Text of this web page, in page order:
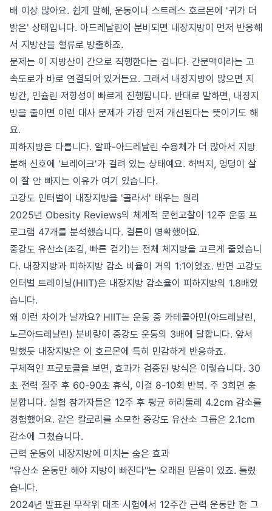
배 이상 많아요. 쉽게 말해, 운동이나 스트레스 호르몬에 '귀가 더
밝은' 상태입니다. 아드레날린이 분비되면 내장지방이 먼저 반응해
서 지방산을 혈류로 방출하죠.
문제는 이 지방산이 간으로 직행한다는 겁니다. 간문맥이라는 고
속도로가 바로 연결되어 있거든요. 그래서 내장지방이 많으면 지
방간, 인슐린 저항성이 빠르게 진행됩니다. 반대로 말하면, 내장지
방을 줄이면 이런 대사 문제가 가장 먼저 개선된다는 뜻이기도 해
요.
피하지방은 다릅니다. 알파-아드레날린 수용체가 더 많아서 지방
분해 신호에 '브레이크'가 걸려 있는 상태예요. 허벅지, 엉덩이 살
이 잘 안 빠지는 이유가 여기 있습니다.
고강도 인터벌이 내장지방을 '골라서' 태우는 원리
2025년 Obesity Reviews의 체계적 문헌고찰이 12주 운동 프
로그램 47개를 분석했습니다. 결론이 명확했어요.
중강도 유산소(조깅, 빠른 걷기)는 전체 체지방을 고르게 줄였습니
다. 내장지방과 피하지방 감소 비율이 거의 1:1이었죠. 반면 고강도
인터벌 트레이닝(HIIT)은 내장지방 감소율이 피하지방의 1.8배였
습니다.
왜 이런 차이가 날까요? HIIT는 운동 중 카테콜아민(아드레날린,
노르아드레날린) 분비량이 중강도 운동의 3배에 달합니다. 앞서
말했듯 내장지방은 이 호르몬에 특히 민감하게 반응하죠.
구체적인 프로토콜을 보면, 효과가 검증된 방식은 이렇습니다. 30
초 전력 질주 후 60-90초 휴식, 이걸 8-10회 반복. 주 3회면 충
분합니다. 실험 참가자들은 12주 후 평균 허리둘레 4.2cm 감소를
경험했어요. 같은 칼로리를 소모한 중강도 유산소 그룹은 2.1cm
감소에 그쳤습니다.
근력 운동이 내장지방에 미치는 숨은 효과
"유산소 운동만 해야 지방이 빠진다"는 오래된 믿음이 있죠. 틀렸
습니다.
2024년 발표된 무작위 대조 시험에서 12주간 근력 운동만 한 그